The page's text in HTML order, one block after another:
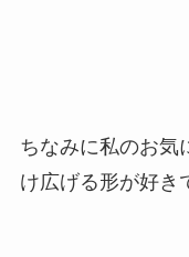
ちなみに私のお気
け広げる形が好き